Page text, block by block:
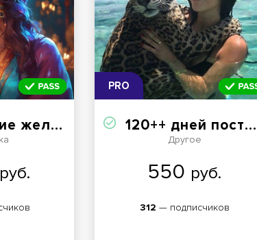
и ритуалы
руб.
PRO
120++ дней постов ежедневно
Другое
550 руб.
312 — подписчиков